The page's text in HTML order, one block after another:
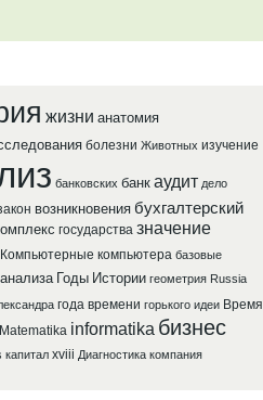
жизни анатомия
болезни Животных изучение
банковских банк аудит дело
возникновения бухгалтерский
государства значение
Компьютерные компьютера базовые
анализа Годы Истории геометрия Russia
года времени горького идеи Время
Matematika informatika бизнес
капитал xviii Диагностика компания